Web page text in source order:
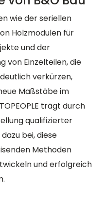
wie der seriellen
Holzmodulen für
und der
von Einzelteilen, die
verkürzen,
Maßstäbe im
trägt durch
qualifizierter
bei, diese
Methoden
und erfolgreich